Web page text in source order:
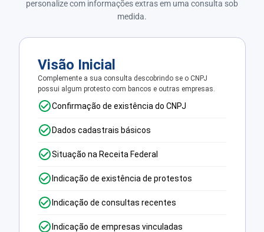
personalize com informações extras em uma consulta sob
medida.
Visão Inicial
Complemente a sua consulta descobrindo se o CNPJ
possui algum protesto com bancos e outras empresas.
Confirmação de existência do CNPJ
Dados cadastrais básicos
Situação na Receita Federal
Indicação de existência de protestos
Indicação de consultas recentes
Indicação de empresas vinculadas